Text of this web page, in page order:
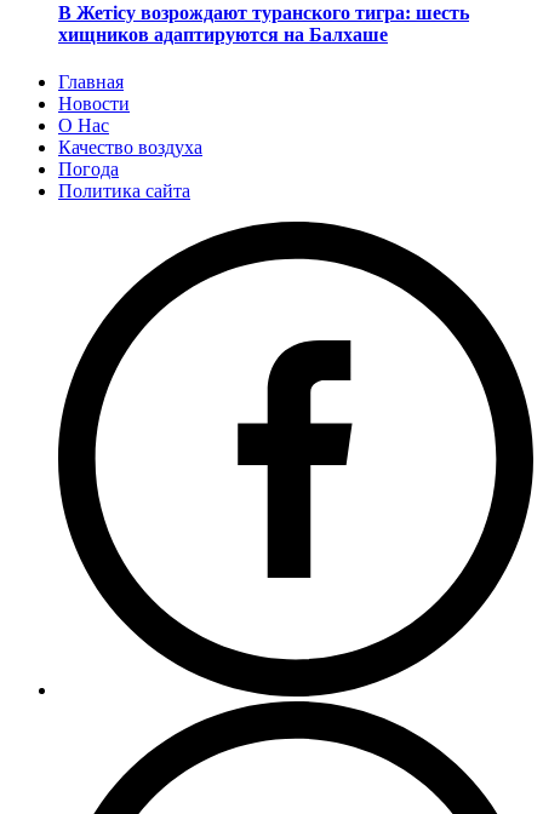
В Жетісу возрождают туранского тигра: шесть
хищников адаптируются на Балхаше
Главная
Новости
О Нас
Качество воздуха
Погода
Политика сайта